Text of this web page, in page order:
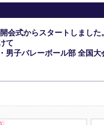
会式からスタートしました
て
男子バレーボール部 全国大